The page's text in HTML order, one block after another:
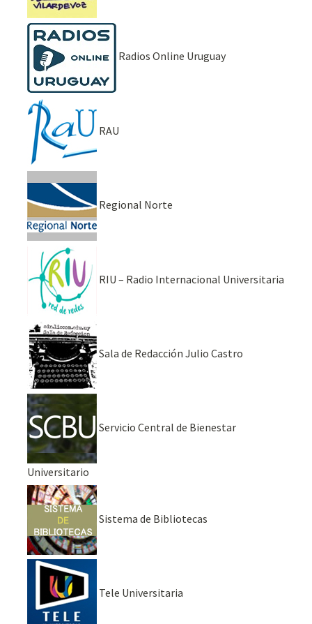
Radios Online Uruguay
RAU
Regional Norte
RIU – Radio Internacional Universitaria
Sala de Redacción Julio Castro
Servicio Central de Bienestar
Universitario
Sistema de Bibliotecas
Tele Universitaria